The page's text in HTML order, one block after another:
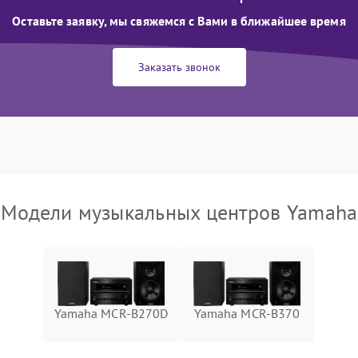
Оставьте заявку, мы свяжемся с Вами в ближайшее время
Заказать звонок
Модели музыкальных центров Yamaha
Yamaha MCR-B270D Yamaha MCR-B370